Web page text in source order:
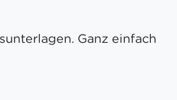
Ganz einfach